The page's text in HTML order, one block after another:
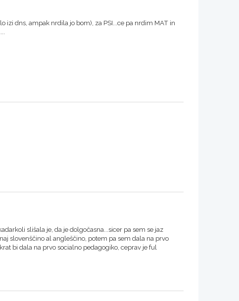
izi dns, ampak nrdila jo bom), za PSI...ce pa nrdim MAT in
slišala je, da je dolgočasna...sicer pa sem se jaz
slovenščino al angleščino, potem pa sem dala na prvo
bi dala na prvo socialno pedagogiko, ceprav je ful